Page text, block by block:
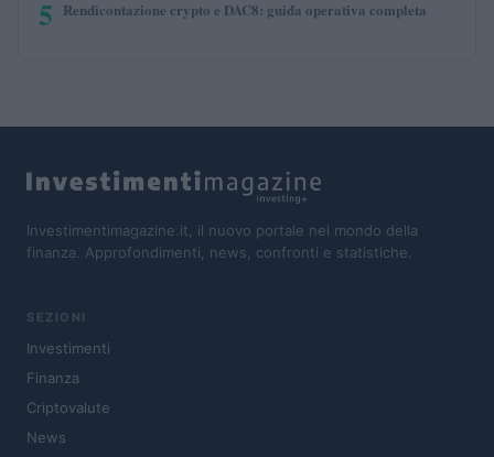
5 Rendicontazione crypto e DAC8: guida operativa completa
Investimentimagazine.it, il nuovo portale nel mondo della
finanza. Approfondimenti, news, confronti e statistiche.
SEZIONI
Investimenti
Finanza
Criptovalute
News